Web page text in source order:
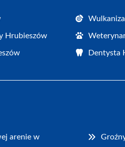
Hrubieszów
Dentysta
arenie w